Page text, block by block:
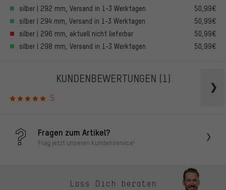
silber | 292 mm, Versand in 1-3 Werktagen
50,99€
silber | 294 mm, Versand in 1-3 Werktagen
50,99€
silber | 296 mm, aktuell nicht lieferbar
50,99€
silber | 298 mm, Versand in 1-3 Werktagen
50,99€
KUNDENBEWERTUNGEN (1)
5
Fragen zum Artikel?
Frag jetzt unseren Kundenservice!
Lass Dich beraten